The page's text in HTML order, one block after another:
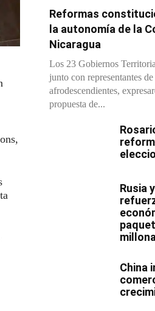
Reformas
la autonomía de la
Nicaragua
Los 23 Gobiernos
junto con representantes
afrodescendientes,
propuesta de...
Rusia
China